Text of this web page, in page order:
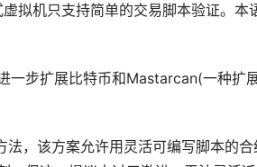
拟机只支持简单的交易脚本验证。本
步扩展比特币和Mastarcan(一种扩
，该方案允许用灵活可编写脚本的合